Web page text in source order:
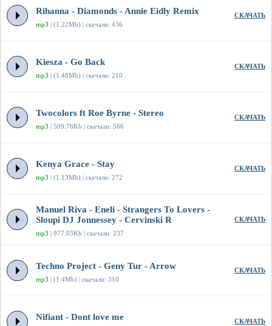
Rihanna - Diamonds - Annie Eidly Remix
mp3 | (1.22Mb) | скачали: 436
СКАЧАТЬ
Kiesza - Go Back
mp3 | (1.48Mb) | скачали: 210
СКАЧАТЬ
Twocolors ft Roe Byrne - Stereo
mp3 | 509.76Kb | скачали: 566
СКАЧАТЬ
Kenya Grace - Stay
mp3 | (1.13Mb) | скачали: 272
СКАЧАТЬ
Manuel Riva - Eneli - Strangers To Lovers -
Sloupi DJ Jonnessey - Cervinski R
mp3 | 977.03Kb | скачали: 237
СКАЧАТЬ
Techno Project - Geny Tur - Arrow
mp3 | (1.4Mb) | скачали: 310
СКАЧАТЬ
Nifiant - Dont love me СКАЧАТЬ